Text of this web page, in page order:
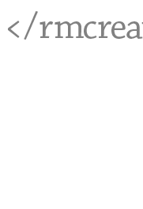
<rmcreative/>